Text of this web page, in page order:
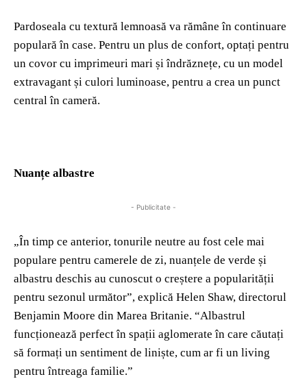
Pardoseala cu textură lemnoasă va rămâne în continuare
populară în case. Pentru un plus de confort, optați pentru
un covor cu imprimeuri mari și îndrăznețe, cu un model
extravagant și culori luminoase, pentru a crea un punct
central în cameră.
Nuanțe albastre
- Publicitate -
„În timp ce anterior, tonurile neutre au fost cele mai
populare pentru camerele de zi, nuanțele de verde și
albastru deschis au cunoscut o creștere a popularității
pentru sezonul următor”, explică Helen Shaw, directorul
Benjamin Moore din Marea Britanie. “Albastrul
funcționează perfect în spații aglomerate în care căutați
să formați un sentiment de liniște, cum ar fi un living
pentru întreaga familie.”